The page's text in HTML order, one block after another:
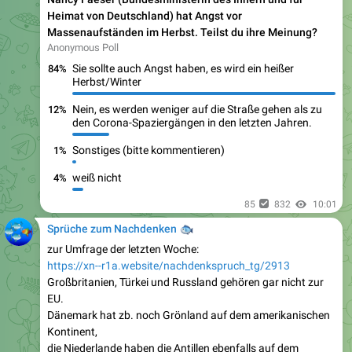
Heimat von Deutschland) hat Angst vor
Massenaufständen im Herbst. Teilst du ihre Meinung?
Anonymous Poll
84% Sie sollte auch Angst haben, es wird ein heißer
Herbst/Winter
12%
Nein, es werden weniger auf die Straße gehen als zu
den Corona-Spaziergängen in den letzten Jahren.
1% Sonstiges (bitte kommentieren)
4% weiß nicht
85 832 10:01
Sprüche zum Nachdenken
🐟
zur Umfrage der letzten Woche:
https://xn--r1a.website/nachdenkspruch_tg/2913
Großbritanien, Türkei und Russland gehören gar nicht zur
EU.
Dänemark hat zb. noch Grönland auf dem amerikanischen
Kontinent,
die Niederlande haben die Antillen ebenfalls auf dem